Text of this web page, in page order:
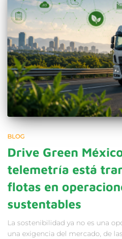
BLOG
Drive Green
telemetría está
flotas en
sustentables
La sostenibilidad ya no es una
una exigencia del mercado, de